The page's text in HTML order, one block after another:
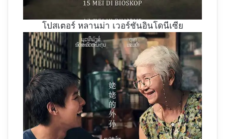
โปสเตอร์ หลานม่า เวอร์ชันอินโดนีเซีย